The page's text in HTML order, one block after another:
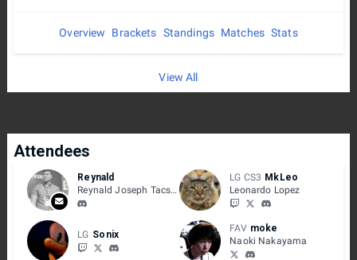
Overview Brackets Standings Matches Stats
View All
Attendees
Reynald
Reynald Joseph Tacsuan
LG CS3 MkLeo
Leonardo Lopez
LG Sonix
FAV moke
Naoki Nakayama